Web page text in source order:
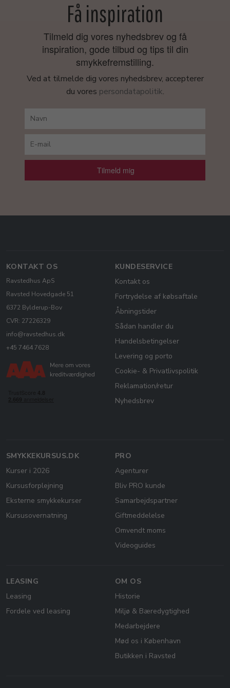
Få inspiration
Tilmeld dig vores nyhedsbrev og få
inspiration, gode tilbud og tips til din
smykkefremstilling.
Ved at tilmelde dig vores nyhedsbrev, accepterer
du vores persondatapolitik.
Tilmeld mig
KONTAKT OS
Ravstedhus ApS
Ravsted Hovedgade 51
6372 Bylderup-Bov
CVR: 27226329
info@ravstedhus.dk
+45 7464 7628
KUNDESERVICE
Kontakt os
Fortrydelse af købsaftale
Åbningstider
Sådan handler du
Handelsbetingelser
Levering og porto
Cookie- & Privatlivspolitik
Reklamation/retur
Nyhedsbrev
SMYKKEKURSUS.DK
Kurser i 2026
Kursusforplejning
Eksterne smykkekurser
Kursusovernatning
PRO
Agenturer
Bliv PRO kunde
Samarbejdspartner
Giftmeddelelse
Omvendt moms
Videoguides
LEASING
Leasing
Fordele ved leasing
OM OS
Historie
Miljø & Bæredygtighed
Medarbejdere
Mød os i København
Butikken i Ravsted